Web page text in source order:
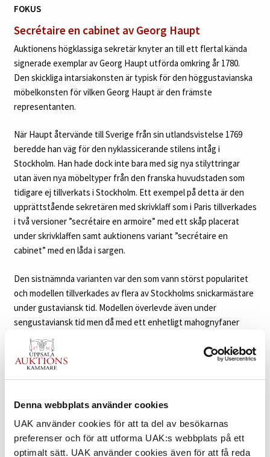
Denna webbplats använder cookies
UAK använder cookies för att ta del av besökarnas
preferenser och för att utforma UAK:s webbplats på ett
optimalt sätt. UAK använder cookies även för att få reda
FOKUS
Secrétaire en cabinet av Georg Haupt
Auktionens högklassiga sekretär knyter an till ett flertal kända
signerade exemplar av Georg Haupt utförda omkring år 1780.
Den skickliga intarsiakonsten är typisk för den höggustavianska
möbelkonsten för vilken Georg Haupt är den främste
representanten.
När Haupt återvände till Sverige från sin utlandsvistelse 1769
beredde han väg för den nyklassicerande stilens intåg i
Stockholm. Han hade dock inte bara med sig nya stilyttringar
utan även nya möbeltyper från den franska huvudstaden som
tidigare ej tillverkats i Stockholm. Ett exempel på detta är den
upprättstående sekretären med skrivklaff som i Paris tillverkades
i två versioner ”secrétaire en armoire” med ett skåp placerat
under skrivklaffen samt auktionens variant ”secrétaire en
cabinet” med en låda i sargen.
Den sistnämnda varianten var den som vann störst popularitet
och modellen tillverkades av flera av Stockholms snickarmästare
under gustaviansk tid. Modellen överlevde även under
sengustaviansk tid men då med ett enhetligt mahognyfaner
snarare än den höggustavianska periodens rika intarsiakonst.
Ungefär ett 20-tal sekretärer är kända från Haupts verkstad.
Auktionens sekretär påminner i stort med ett flertal avbildade i
Marshall Lagerquist ”Georg Haupt–Ebeniste du Roi” från 1979.
(Böttiger, Haupt, kat. nr. 19) från Nordiska Museets samlingar
(NM.0034397*1) som exteriört anknyter väl till auktionens
sekretär. Nordiska Museets exemplar, signerat och daterat ”fait
Chez Géorge Haupt, Ebeniste du Roy á Stockholm 1780”, har en